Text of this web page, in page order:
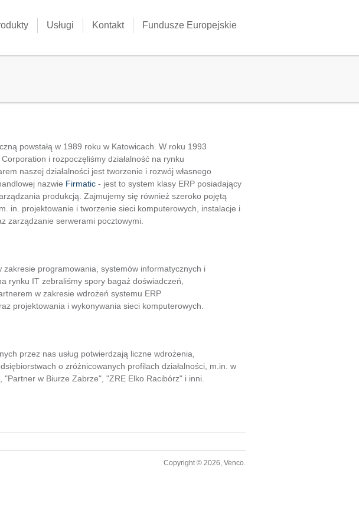
Usługi Kontakt Fundusze Europejskie
powstałą w 1989 roku w Katowicach. W roku 1993
i rozpoczęliśmy działalność na rynku
naszej działalności jest tworzenie i rozwój własnego
nazwie Firmatic - jest to system klasy ERP posiadający
produkcją. Zajmujemy się również szeroko pojętą
in. projektowanie i tworzenie sieci komputerowych, instalacje i
zarządzanie serwerami pocztowymi.
zakresie programowania, systemów informatycznych i
rynku IT zebraliśmy spory bagaż doświadczeń,
w zakresie wdrożeń systemu ERP
projektowania i wykonywania sieci komputerowych.
przez nas usług potwierdzają liczne wdrożenia,
o zróżnicowanych profilach działalności, m.in. w
w Biurze Zabrze", "ZRE Elko Racibórz" i inni.
Copyright © 2026, Venco.